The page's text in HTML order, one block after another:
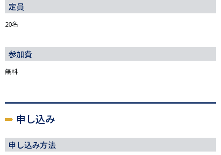
定員
20名
参加費
無料
申し込み
申し込み方法